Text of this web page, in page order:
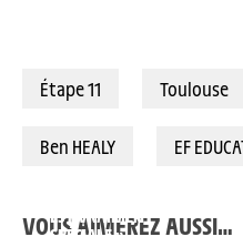
Étape 11 Toulouse
Ben HEALY EF
VOUS AIMEREZ AUSSI…
EST VRAIMENT
SPÉCIALE »